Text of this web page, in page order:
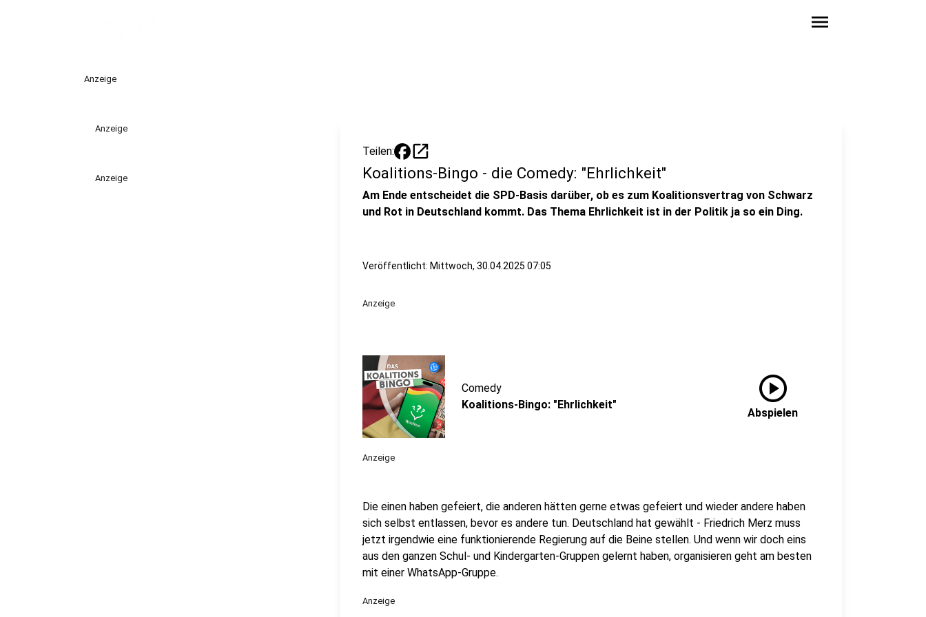
menu
Anzeige
Anzeige
Anzeige
Teilen: open_in_new
Koalitions-Bingo - die Comedy: "Ehrlichkeit"
Am Ende entscheidet die SPD-Basis darüber, ob es zum Koalitionsvertrag von Schwarz
und Rot in Deutschland kommt. Das Thema Ehrlichkeit ist in der Politik ja so ein Ding.
Veröffentlicht: Mittwoch, 30.04.2025 07:05
Anzeige
Comedy
Koalitions-Bingo: "Ehrlichkeit"
play_circle
Abspielen
Anzeige
Die einen haben gefeiert, die anderen hätten gerne etwas gefeiert und wieder andere haben
sich selbst entlassen, bevor es andere tun. Deutschland hat gewählt - Friedrich Merz muss
jetzt irgendwie eine funktionierende Regierung auf die Beine stellen. Und wenn wir doch eins
aus den ganzen Schul- und Kindergarten-Gruppen gelernt haben, organisieren geht am besten
mit einer WhatsApp-Gruppe.
Anzeige